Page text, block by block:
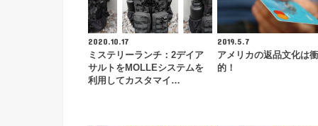
2020.10.17
ミステリーランチ：2デイア
サルトをMOLLEシステムを
利用してカスタマイ…
2019.5.7
アメリカの返品文化は
的！